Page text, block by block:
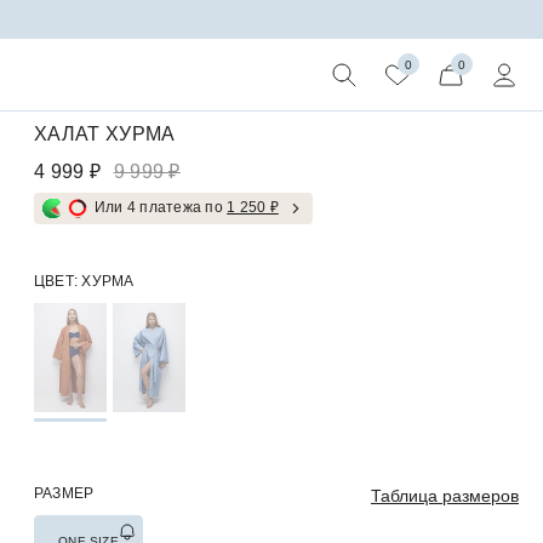
0 0
ХАЛАТ ХУРМА
4 999 ₽
9 999 ₽
Или 4 платежа по 1 250 ₽
ЦВЕТ:ХУРМА
РАЗМЕР Таблица размеров